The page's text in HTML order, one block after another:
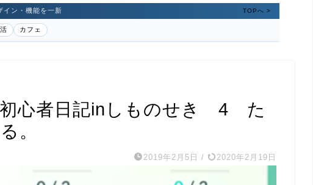
イン・機能を一新 TOPへ >
カフェ
初心者日記inしものせき 4 た
。
2019年2月5日 / 2020年2月19日